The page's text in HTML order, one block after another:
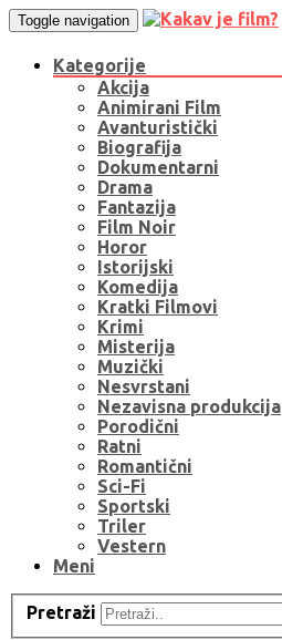
Toggle navigation
Kategorije
Akcija
Animirani Film
Avanturistički
Biografija
Dokumentarni
Drama
Fantazija
Film Noir
Horor
Istorijski
Komedija
Kratki Filmovi
Krimi
Misterija
Muzički
Nesvrstani
Nezavisna produkcija
Porodični
Ratni
Romantični
Sci-Fi
Sportski
Triler
Vestern
Meni
Pretraži